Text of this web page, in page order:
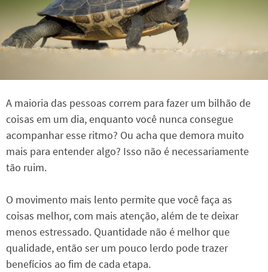
A maioria das pessoas correm para fazer um bilhão de
coisas em um dia, enquanto você nunca consegue
acompanhar esse ritmo? Ou acha que demora muito
mais para entender algo? Isso não é necessariamente
tão ruim.
O movimento mais lento permite que você faça as
coisas melhor, com mais atenção, além de te deixar
menos estressado. Quantidade não é melhor que
qualidade, então ser um pouco lerdo pode trazer
benefícios ao fim de cada etapa.